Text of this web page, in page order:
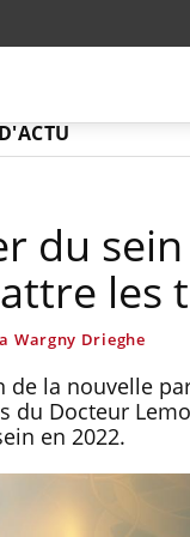
du
les
Wargny Drieghe
de la nouvelle
du Docteur
en 2022.